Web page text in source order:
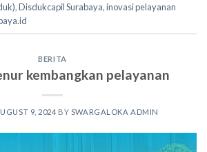
,Disdukcapil Surabaya,inovasi pelayanan
BERITA
kembangkan pelayanan
9, 2024 BY SWARGALOKA ADMIN